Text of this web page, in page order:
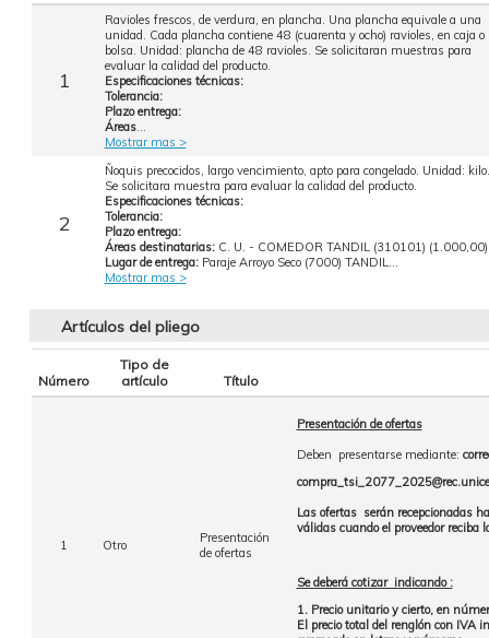
1
Ravioles frescos, de verdura, en plancha. Una plancha equivale a una
unidad. Cada plancha contiene 48 (cuarenta y ocho) ravioles, en caja o
bolsa. Unidad: plancha de 48 ravioles. Se solicitaran muestras para
evaluar la calidad del producto.
Especificaciones técnicas:
Tolerancia:
Plazo entrega:
Áreas...
Mostrar mas >
2
Ñoquis precocidos, largo vencimiento, apto para congelado. Unidad: kilo.
Se solicitara muestra para evaluar la calidad del producto.
Especificaciones técnicas:
Tolerancia:
Plazo entrega:
Áreas destinatarias: C. U. - COMEDOR TANDIL (310101) (1.000,00)
Lugar de entrega: Paraje Arroyo Seco (7000) TANDIL...
Mostrar mas >
Artículos del pliego
Número
Tipo de
artículo
Título
1 Otro
Presentación
de ofertas
Presentación de ofertas
Deben presentarse mediante:
Las ofertas serán recepcionadas
válidas cuando el proveedor reciba
Se deberá cotizar indicando :
1. Precio unitario y cierto, en
El precio total del renglón con IVA